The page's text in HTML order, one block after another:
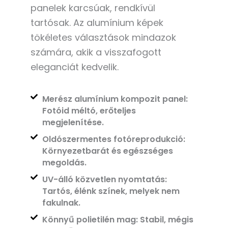
panelek karcsúak, rendkívül
tartósak. Az alumínium képek
tökéletes választások mindazok
számára, akik a visszafogott
eleganciát kedvelik.
Merész alumínium kompozit panel:
Fotóid méltó, erőteljes
megjelenítése.
Oldószermentes fotóreprodukció:
Környezetbarát és egészséges
megoldás.
UV-álló közvetlen nyomtatás:
Tartós, élénk színek, melyek nem
fakulnak.
Könnyű polietilén mag: Stabil, mégis